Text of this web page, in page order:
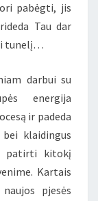
pabėgti, jis
Tau dar
tunelį…
darbui su
energija
ir padeda
klaidingus
patirti kitokį
Kartais
pjesės